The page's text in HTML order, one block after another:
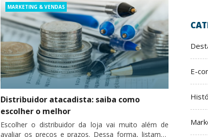
Categories
MARKETING & VENDAS
Distribuidor atacadista: saiba como
escolher o melhor
Escolher o distribuidor da loja vai muito além de
avaliar os preços e prazos. Dessa forma, listamos
E-